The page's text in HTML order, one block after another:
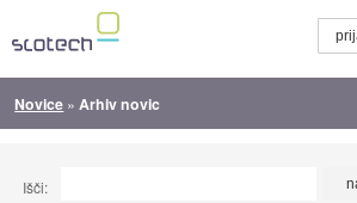
Novice » Arhiv novic
Išči: